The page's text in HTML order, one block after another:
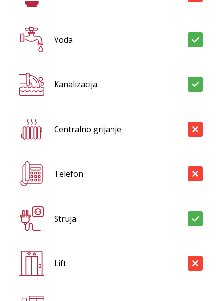
Voda
Kanalizacija
Centralno grijanje
Telefon
Struja
Lift